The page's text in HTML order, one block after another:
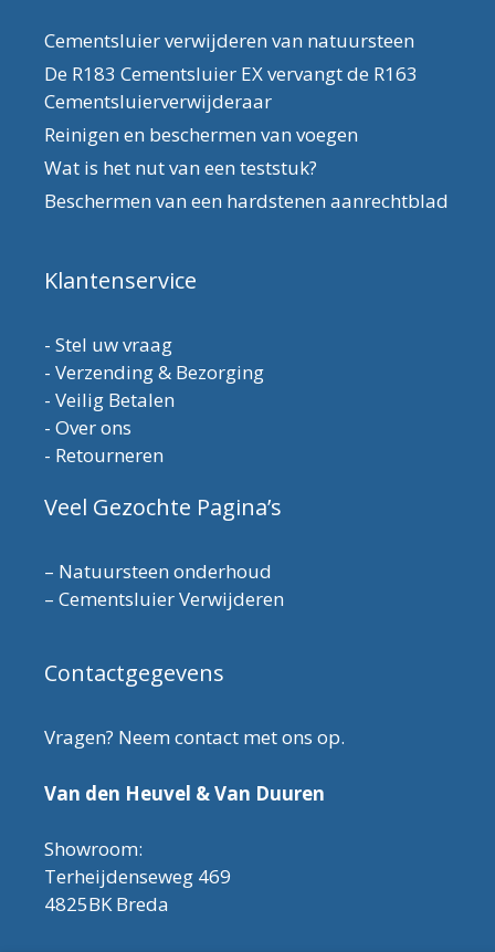
Cementsluier verwijderen van natuursteen
De R183 Cementsluier EX vervangt de R163
Cementsluierverwijderaar
Reinigen en beschermen van voegen
Wat is het nut van een teststuk?
Beschermen van een hardstenen aanrechtblad
Klantenservice
- Stel uw vraag
- Verzending & Bezorging
- Veilig Betalen
- Over ons
- Retourneren
Veel Gezochte Pagina’s
– Natuursteen onderhoud
– Cementsluier Verwijderen
Contactgegevens
Vragen? Neem contact met ons op.
Van den Heuvel & Van Duuren
Showroom:
Terheijdenseweg 469
4825BK Breda